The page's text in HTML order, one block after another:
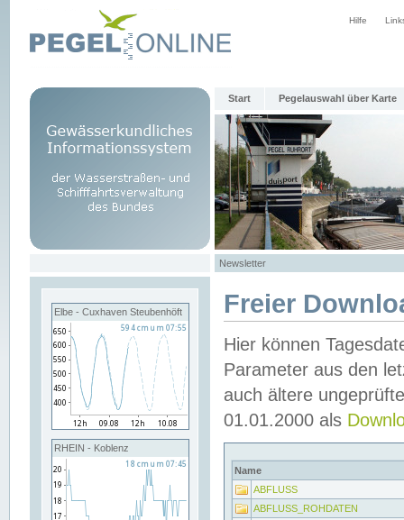
Hilfe
Start Pegelauswahl über Karte
Newsletter
Elbe - Cuxhaven Steubenhöft
RHEIN - Koblenz
Freier
Hier können
Parameter aus den
auch ältere
01.01.2000 als
Name
ABFLUSS
ABFLUSS_ROHDATEN